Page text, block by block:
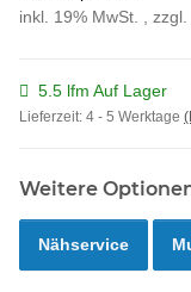
inkl. 19% MwSt. , zzgl.
5.5 lfm Auf Lager
Lieferzeit: 4 - 5 Werktage
Weitere
Nähservice